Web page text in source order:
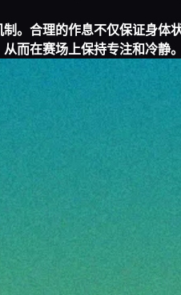
。合理的作息不仅保证身体
而在赛场上保持专注和冷静。